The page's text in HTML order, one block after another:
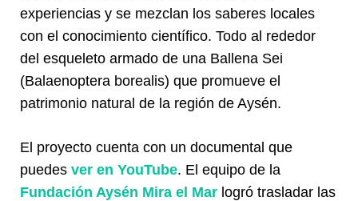
experiencias y se mezclan los saberes locales
con el conocimiento científico. Todo al rededor
del esqueleto armado de una Ballena Sei
(Balaenoptera borealis) que promueve el
patrimonio natural de la región de Aysén.
El proyecto cuenta con un documental que
puedes ver en YouTube. El equipo de la
Fundación Aysén Mira el Mar logró trasladar las